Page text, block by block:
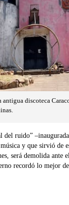
antigua discoteca
del ruido”
y que sirvió de
será demolida
recordó lo mejor